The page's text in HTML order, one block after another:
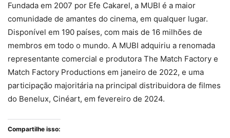
Fundada em 2007 por Efe Cakarel, a MUBI é a maior
comunidade de amantes do cinema, em qualquer lugar.
Disponível em 190 países, com mais de 16 milhões de
membros em todo o mundo. A MUBI adquiriu a renomada
representante comercial e produtora The Match Factory e
Match Factory Productions em janeiro de 2022, e uma
participação majoritária na principal distribuidora de filmes
do Benelux, Cinéart, em fevereiro de 2024.
Compartilhe isso: